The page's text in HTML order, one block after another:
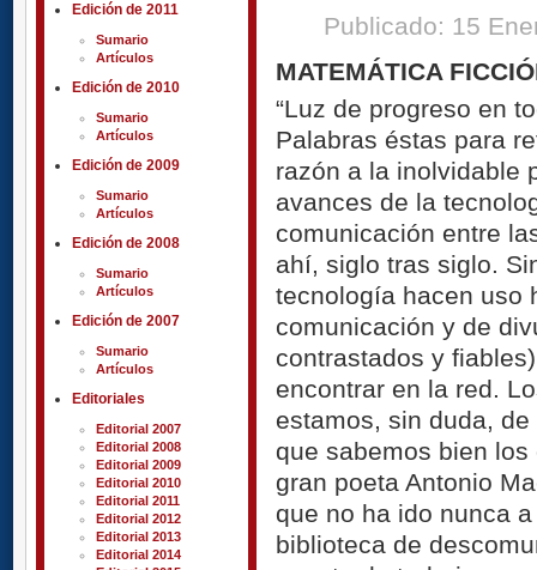
Edición de 2011
Sumario
Artículos
Edición de 2010
Sumario
Artículos
Edición de 2009
Sumario
Artículos
Edición de 2008
Sumario
Artículos
Edición de 2007
Sumario
Artículos
Editoriales
Editorial 2007
Editorial 2008
Editorial 2009
Editorial 2010
Editorial 2011
Editorial 2012
Editorial 2013
Editorial 2014
Publicado: 15
MATEMÁTICA
“Luz de progreso en
Palabras éstas para
razón a la inolvidable
avances de la
comunicación entre
ahí, siglo tras siglo.
tecnología hacen uso
comunicación y de
contrastados y
encontrar en la red.
estamos, sin duda,
que sabemos bien
gran poeta Antonio
que no ha ido nunca
biblioteca de